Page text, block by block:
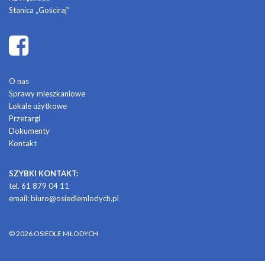
Stanica „Gościraj”
O nas
Sprawy mieszkaniowe
Lokale użytkowe
Przetargi
Dokumenty
Kontakt
SZYBKI KONTAKT:
tel. 61 879 04 11
email:biuro@osiedlemlodych.pl
© 2026 OSIEDLE MŁODYCH